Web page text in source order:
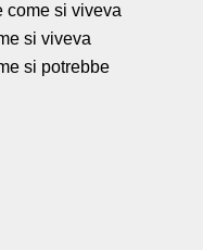
come si viveva
si viveva
si potrebbe